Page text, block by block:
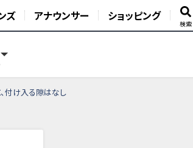
ズ アナウンサー ショッピング
検索
付け入る隙はなし